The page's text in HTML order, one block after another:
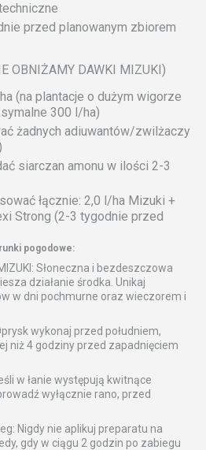
przed planowanym zbiorem
OBNIŻAMY DAWKI MIZUKI)
(na plantacje o dużym wigorze
300 l/ha)
żadnych adiuwantów/zwilżaczy
siarczan amonu w ilości 2-3
łącznie: 2,0 l/ha Mizuki +
Strong (2-3 tygodnie przed
pogodowe:
Słoneczna i bezdeszczowa
działanie środka. Unikaj
w dni pochmurne oraz wieczorem i
wykonaj przed południem,
niż 4 godziny przed zapadnięciem
w łanie występują kwitnące
wyłącznie rano, przed
Nigdy nie aplikuj preparatu na
gdy w ciągu 2 godzin po zabiegu